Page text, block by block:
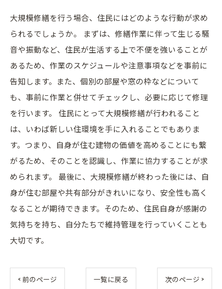
大規模修繕を行う場合、住民にはどのような行動が求め
られるでしょうか。 まずは、修繕作業に伴って生じる騒
音や振動など、住民が生活する上で不便を強いることが
あるため、作業のスケジュールや注意事項などを事前に
告知します。また、個別の部屋や窓の枠などについて
も、事前に作業と併せてチェックし、必要に応じて修理
を行います。 住民にとって大規模修繕が行われること
は、いわば新しい住環境を手に入れることでもありま
す。つまり、自身が住む建物の価値を高めることにも繋
がるため、そのことを認識し、作業に協力することが求
められます。 最後に、大規模修繕が終わった後には、自
身が住む部屋や共有部分がきれいになり、安全性も高く
なることが期待できます。そのため、住民自身が感謝の
気持ちを持ち、自分たちで維持管理を行っていくことも
大切です。
< 前のページ 一覧に戻る 次のページ >